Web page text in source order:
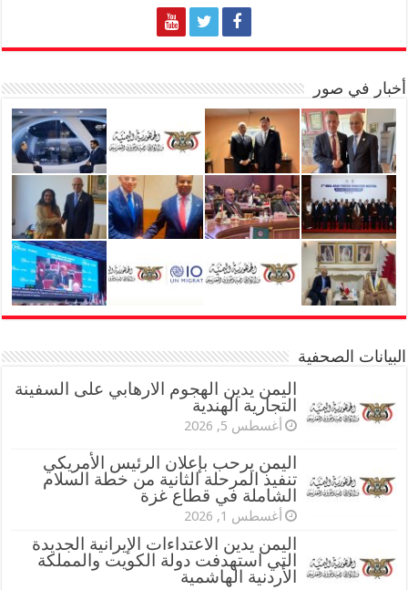
أخبار في صور
البيانات الصحفية
اليمن يدين الهجوم الارهابي على السفينة
التجارية الهندية
أغسطس 5, 2026
اليمن يرحب بإعلان الرئيس الأمريكي
تنفيذ المرحلة الثانية من خطة السلام
الشاملة في قطاع غزة
أغسطس 1, 2026
اليمن يدين الاعتداءات الإيرانية الجديدة
التي استهدفت دولة الكويت والمملكة
الأردنية الهاشمية